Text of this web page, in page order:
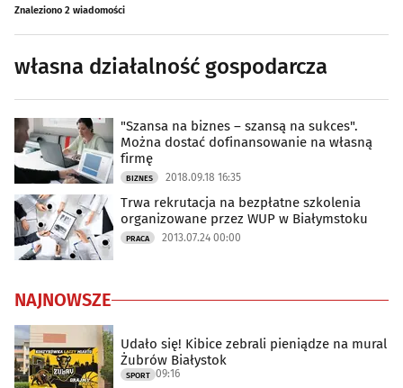
Znaleziono 2 wiadomości
własna działalność gospodarcza
"Szansa na biznes – szansą na sukces".
Można dostać dofinansowanie na własną
firmę
BIZNES 2018.09.18 16:35
Trwa rekrutacja na bezpłatne szkolenia
organizowane przez WUP w Białymstoku
PRACA 2013.07.24 00:00
NAJNOWSZE
Udało się! Kibice zebrali pieniądze na mural
Żubrów Białystok
SPORT 09:16